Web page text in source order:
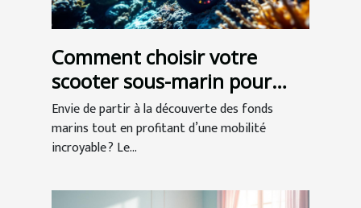
Comment choisir votre
scooter sous-marin pour
l'exploration ?
Envie de partir à la découverte des fonds
marins tout en profitant d’une mobilité
incroyable ? Le...